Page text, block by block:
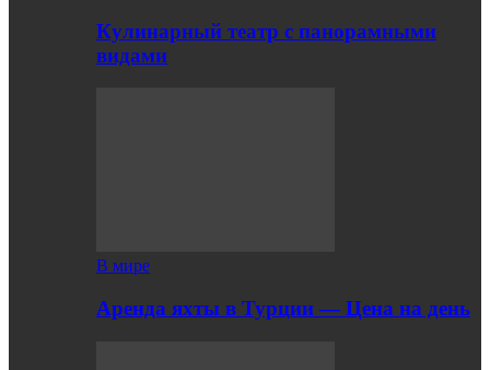
Кулинарный театр с панорамными
видами
В мире
Аренда яхты в Турции — Цена на день